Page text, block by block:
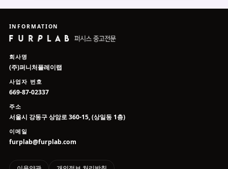
INFORMATION
회사명
(주)퍼니처플레이랩
사업자 번호
669-87-02337
주소
서울시 강동구 상암로 360-15, (상일동 1층)
이메일
furplab@furplab.com